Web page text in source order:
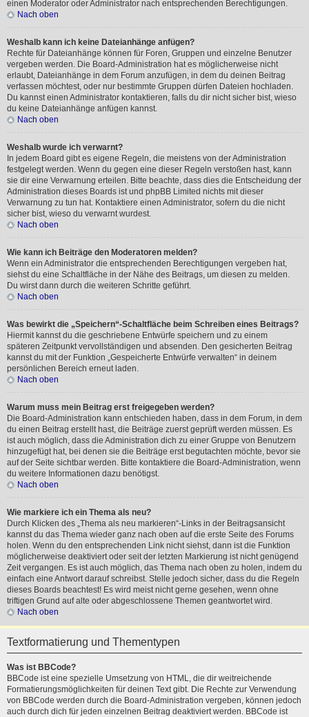
einen Moderator oder Administrator nach entsprechenden Berechtigungen.
Nach oben
Weshalb kann ich keine Dateianhänge anfügen?
Rechte für Dateianhänge können für Foren, Gruppen und einzelne Benutzer
vergeben werden. Die Board-Administration hat es möglicherweise nicht
erlaubt, Dateianhänge in dem Forum anzufügen, in dem du deinen Beitrag
verfassen möchtest, oder nur bestimmte Gruppen dürfen Dateien hochladen.
Du kannst einen Administrator kontaktieren, falls du dir nicht sicher bist, wieso
du keine Dateianhänge anfügen kannst.
Nach oben
Weshalb wurde ich verwarnt?
In jedem Board gibt es eigene Regeln, die meistens von der Administration
festgelegt werden. Wenn du gegen eine dieser Regeln verstoßen hast, kann
sie dir eine Verwarnung erteilen. Bitte beachte, dass dies die Entscheidung der
Administration dieses Boards ist und phpBB Limited nichts mit dieser
Verwarnung zu tun hat. Kontaktiere einen Administrator, sofern du die nicht
sicher bist, wieso du verwarnt wurdest.
Nach oben
Wie kann ich Beiträge den Moderatoren melden?
Wenn ein Administrator die entsprechenden Berechtigungen vergeben hat,
siehst du eine Schaltfläche in der Nähe des Beitrags, um diesen zu melden.
Du wirst dann durch die weiteren Schritte geführt.
Nach oben
Was bewirkt die „Speichern“-Schaltfläche beim Schreiben eines Beitrags?
Hiermit kannst du die geschriebene Entwürfe speichern und zu einem
späteren Zeitpunkt vervollständigen und absenden. Den gesicherten Beitrag
kannst du mit der Funktion „Gespeicherte Entwürfe verwalten“ in deinem
persönlichen Bereich erneut laden.
Nach oben
Warum muss mein Beitrag erst freigegeben werden?
Die Board-Administration kann entschieden haben, dass in dem Forum, in dem
du einen Beitrag erstellt hast, die Beiträge zuerst geprüft werden müssen. Es
ist auch möglich, dass die Administration dich zu einer Gruppe von Benutzern
hinzugefügt hat, bei denen sie die Beiträge erst begutachten möchte, bevor sie
auf der Seite sichtbar werden. Bitte kontaktiere die Board-Administration, wenn
du weitere Informationen dazu benötigst.
Nach oben
Wie markiere ich ein Thema als neu?
Durch Klicken des „Thema als neu markieren“-Links in der Beitragsansicht
kannst du das Thema wieder ganz nach oben auf die erste Seite des Forums
holen. Wenn du den entsprechenden Link nicht siehst, dann ist die Funktion
möglicherweise deaktiviert oder seit der letzten Markierung ist nicht genügend
Zeit vergangen. Es ist auch möglich, das Thema nach oben zu holen, indem du
einfach eine Antwort darauf schreibst. Stelle jedoch sicher, dass du die Regeln
dieses Boards beachtest! Es wird meist nicht gerne gesehen, wenn ohne
triftigen Grund auf alte oder abgeschlossene Themen geantwortet wird.
Nach oben
Textformatierung und Thementypen
Was ist BBCode?
BBCode ist eine spezielle Umsetzung von HTML, die dir weitreichende
Formatierungsmöglichkeiten für deinen Text gibt. Die Rechte zur Verwendung
von BBCode werden durch die Board-Administration vergeben, können jedoch
auch durch dich für jeden einzelnen Beitrag deaktiviert werden. BBCode ist